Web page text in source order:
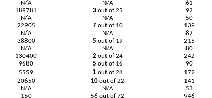
N/A N/A 61
189781 3out of 25 92
N/A N/A 50
22905 7out of 10 139
N/A N/A 82
38800 5 out of 19 215
N/A N/A 80
130400 2out of 24 242
9680 5 out of 16 90
5559 1 out of 28 172
20650 10 out of 22 141
N/A N/A 53
150 56 out of 72 946